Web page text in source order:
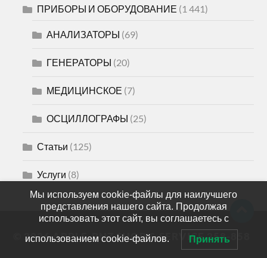
ПРИБОРЫ И ОБОРУДОВАНИЕ (1 441)
АНАЛИЗАТОРЫ (69)
ГЕНЕРАТОРЫ (20)
МЕДИЦИНСКОЕ (7)
ОСЦИЛЛОГРАФЫ (25)
Статьи (125)
Услуги (8)
© 2026APPLE-PNZ SHOP & SERVICE 258-858
Мы используем cookie-файлы для наилучшего
представления нашего сайта. Продолжая
использовать этот сайт, вы соглашаетесь с
использованием cookie-файлов. Принять